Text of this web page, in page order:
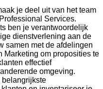
je deel uit van het team
Services.
ben je verantwoordelijk
dienstverlening aan de
samen met de afdelingen
Marketing om proposities te
effectief
omgeving.
belangrijkste